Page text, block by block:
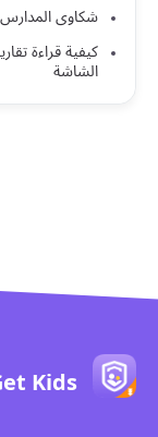
شكاوى المدارس
كيفية قراءة
الشاشة
Kids